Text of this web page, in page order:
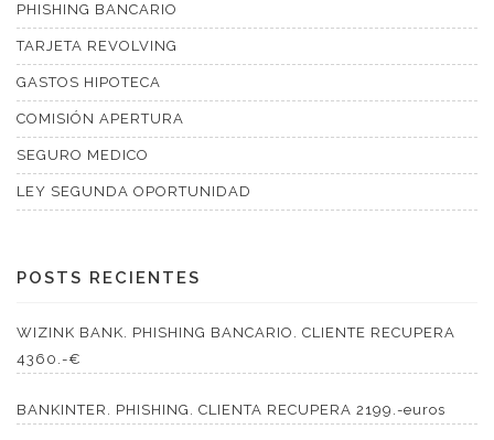
PHISHING BANCARIO
TARJETA REVOLVING
GASTOS HIPOTECA
COMISIÓN APERTURA
SEGURO MEDICO
LEY SEGUNDA OPORTUNIDAD
POSTS RECIENTES
WIZINK BANK. PHISHING BANCARIO. CLIENTE RECUPERA
4360.-€
BANKINTER. PHISHING. CLIENTA RECUPERA 2199.-euros